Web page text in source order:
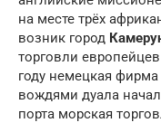
на месте трёх
возник город
торговли
году немецкая
вождями дуала
порта морская